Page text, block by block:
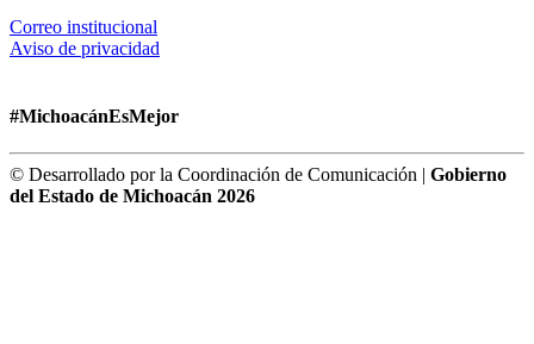
Correo institucional
Aviso de privacidad
#MichoacánEsMejor
© Desarrollado por la Coordinación de Comunicación | Gobierno
del Estado de Michoacán 2026